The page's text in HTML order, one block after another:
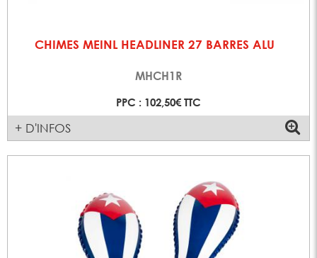
CHIMES MEINL HEADLINER 27 BARRES ALU
MHCH1R
PPC : 102,50€ TTC
+ D'INFOS